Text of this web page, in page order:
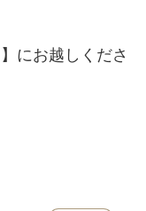
にお越しくださ